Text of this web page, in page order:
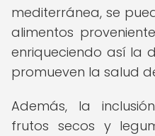
mediterránea, se
alimentos
enriqueciendo así la
promueven la salud
Además, la
frutos secos y